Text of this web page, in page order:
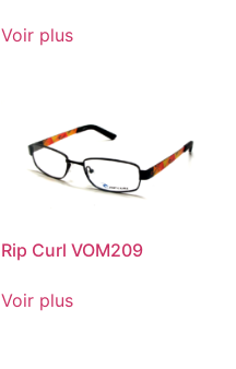
Voir plus
Rip Curl VOM209
Voir plus